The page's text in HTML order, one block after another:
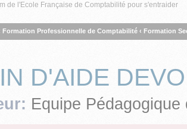
de l'Ecole Française de Comptabilité pour s'entraider
Formation Professionnelle de Comptabilité ‹ Formation
D'AIDE
Equipe Pédagogique